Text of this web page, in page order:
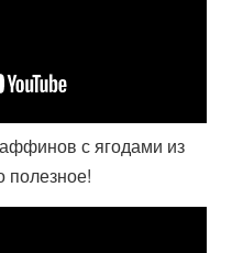
с ягодами из
полезное!